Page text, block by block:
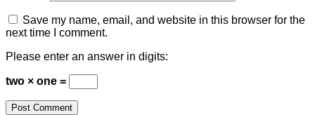
Save my name, email, and website in this browser for the
next time I comment.
Please enter an answer in digits:
two × one =